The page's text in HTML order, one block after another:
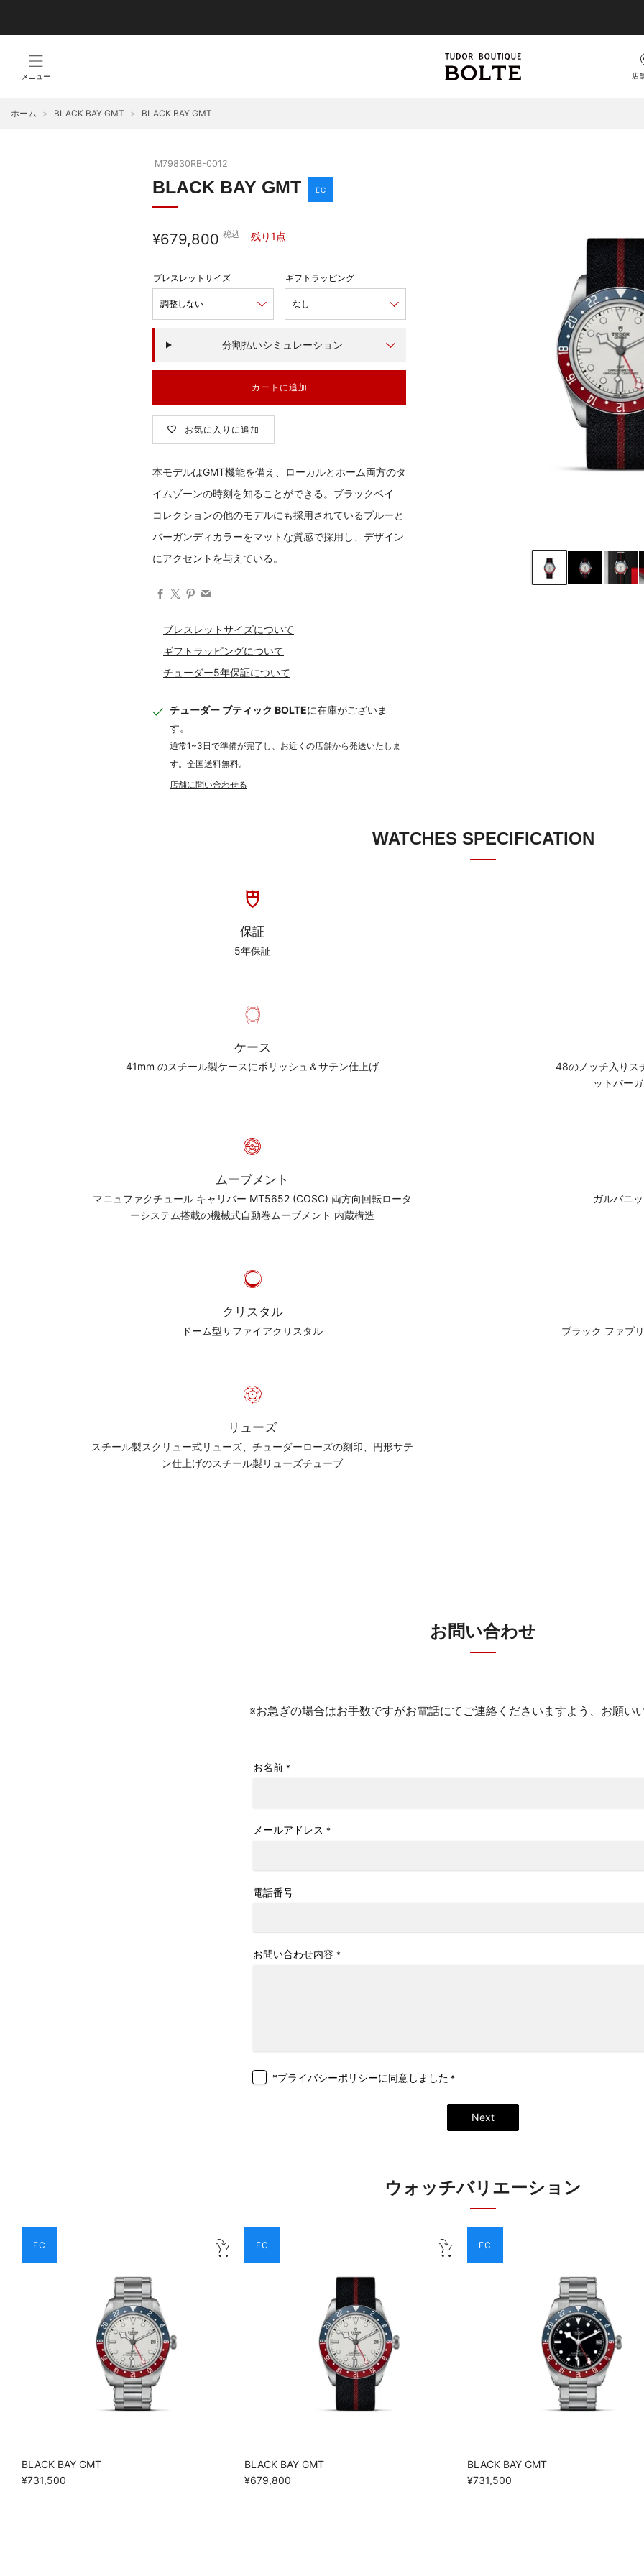
メニュー 店
WATCHES
BLACK BAY
チューダーウォッチの全商品を見る
ホーム > BLACK BAY GMT > BLACK BAY GMT
M79830RB-0012
BLACK BAY GMT EC
通
価
格
¥679,800 税込 残り1点
調整しない なし
分割払いシミュレーション
カートに追加
お気に入りに追加
本モデルはGMT機能を備え、ローカルとホーム両方のタ
イムゾーンの時刻を知ることができる。ブラックベイ
コレクションの他のモデルにも採用されているブルーと
バーガンディカラーをマットな質感で採用し、デザイン
にアクセントを与えている。
ブレスレットサイズについて
ギフトラッピングについて
チューダー5年保証について
チューダー ブティック BOLTEに在庫がございま
す。
通常1~3日で準備が完了し、お近くの店舗から発送いたしま
す。全国送料無料。
店舗に問い合わせる
WATCHES SPECIFICATION
保証
5年保証
ケース
41mm のスチール製ケースにポリッシュ＆サテン仕上げ
48のノッチ入りス
ットバー
ムーブメント
マニュファクチュール キャリバー MT5652 (COSC) 両方向回転ロータ
ーシステム搭載の機械式自動巻ムーブメント 内蔵構造
ガルバニ
クリスタル
ドーム型サファイアクリスタル ブラック ファブ
リューズ
スチール製スクリュー式リューズ、チューダーローズの刻印、円形サテ
ン仕上げのスチール製リューズチューブ
お問い合わせ
※お急ぎの場合はお手数ですがお電話にてご連絡くださいますよう、お願い
お名前 *
メールアドレス *
電話番号
お問い合わせ内容 *
*プライバシーポリシーに同意しました *
Next
ウォッチバリエーション
EC
BLACK BAY GMT
¥731,500
EC
BLACK BAY GMT
¥679,800
EC
BLACK BAY GMT
¥731,500